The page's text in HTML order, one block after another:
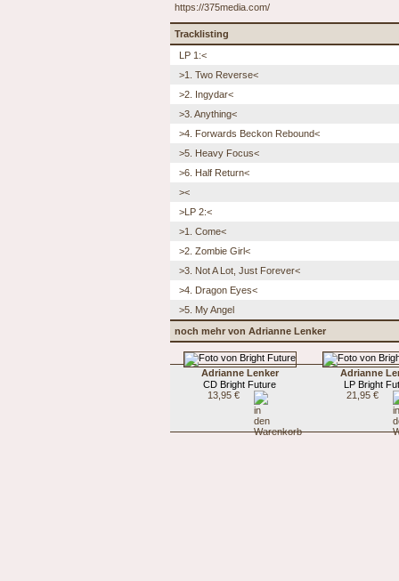
https://375media.com/
Tracklisting
LP 1:<
>1. Two Reverse<
>2. Ingydar<
>3. Anything<
>4. Forwards Beckon Rebound<
>5. Heavy Focus<
>6. Half Return<
><
>LP 2:<
>1. Come<
>2. Zombie Girl<
>3. Not A Lot, Just Forever<
>4. Dragon Eyes<
>5. My Angel
noch mehr von Adrianne Lenker
Adrianne Lenker
CD Bright Future
13,95 €
Adrianne
LP Bright
21,95 €